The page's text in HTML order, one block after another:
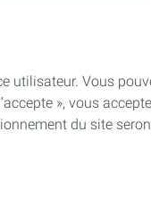
utilisateur. Vous
», vous
du site